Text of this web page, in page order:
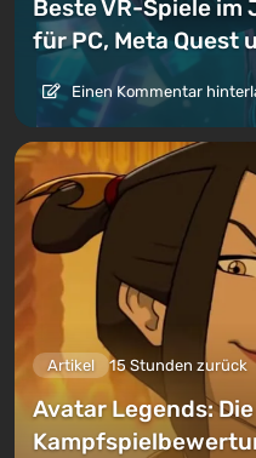
Beste VR-Spiele im
für PC, Meta Quest
Einen Kommentar
Artikel 15 Stunden zurück
Avatar Legends: Die